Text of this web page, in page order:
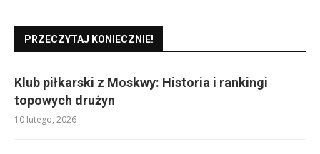
PRZECZYTAJ KONIECZNIE!
Klub piłkarski z Moskwy: Historia i rankingi
topowych drużyn
10 lutego, 2026